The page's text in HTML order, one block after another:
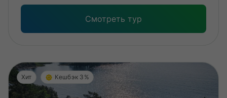
Смотреть тур
Хит Кешбэк 3%